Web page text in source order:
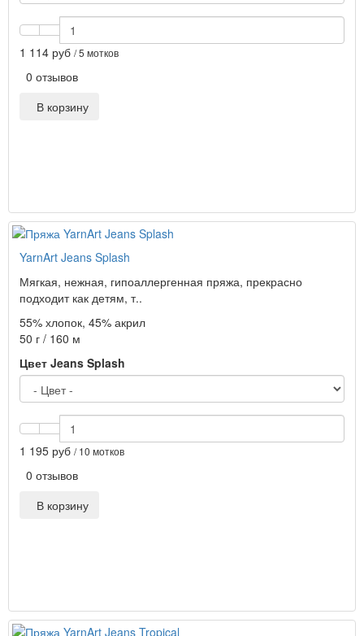
1 114 руб / 5 мотков
0 отзывов
В корзину
YarnArt Jeans Splash
Мягкая, нежная, гипоаллергенная пряжа, прекрасно
подходит как детям, т..
55% хлопок, 45% акрил
50 г / 160 м
Цвет Jeans Splash
1 195 руб / 10 мотков
0 отзывов
В корзину